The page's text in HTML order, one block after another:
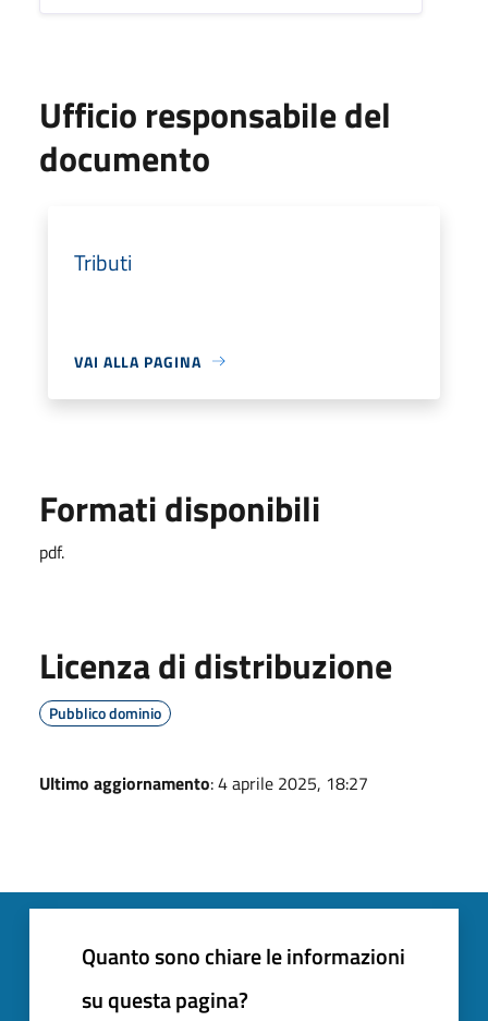
Ufficio responsabile del
documento
Tributi
VAI ALLA PAGINA
Formati disponibili
pdf.
Licenza di distribuzione
Pubblico dominio
Ultimo aggiornamento: 4 aprile 2025, 18:27
Quanto sono chiare le informazioni
su questa pagina?